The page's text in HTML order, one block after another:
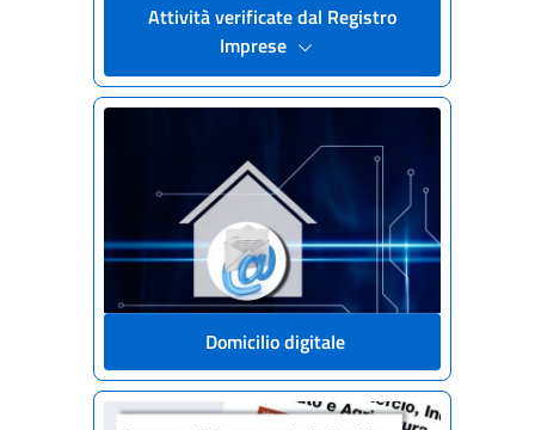
Attività verificate dal Registro
Imprese
Domicilio digitale